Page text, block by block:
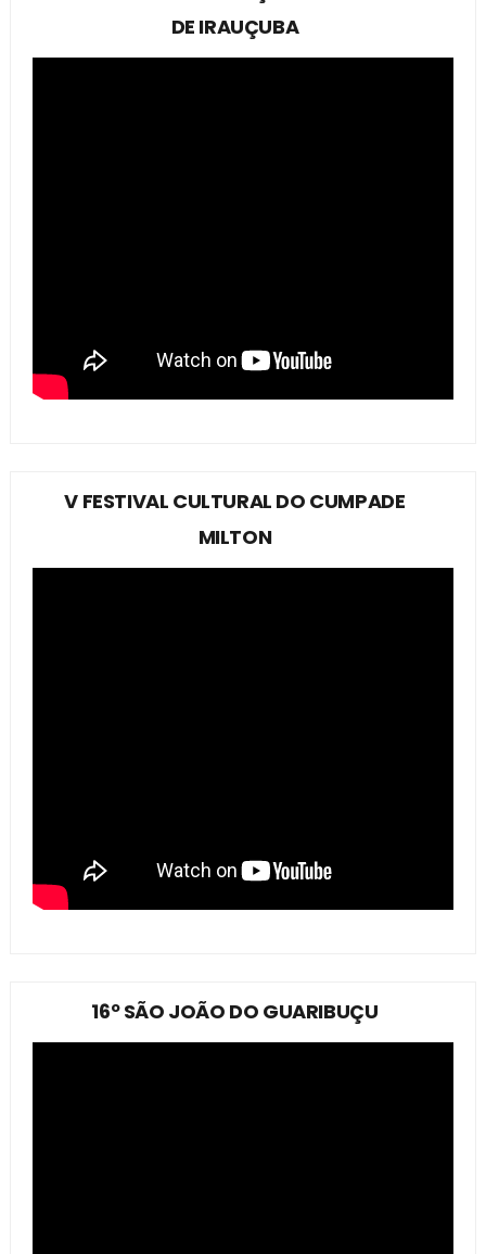
DE IRAUÇUBA
V FESTIVAL CULTURAL DO CUMPADE
MILTON
16º SÃO JOÃO DO GUARIBUÇU